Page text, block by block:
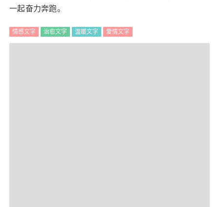
一起奋力奔跑。
情感文字 治愈文字 温暖文字 爱情文字